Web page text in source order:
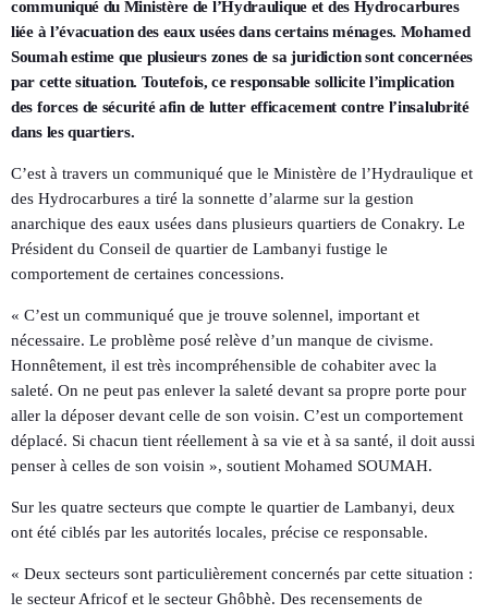
communiqué du Ministère de l’Hydraulique et des Hydrocarbures
liée à l’évacuation des eaux usées dans certains ménages. Mohamed
Soumah estime que plusieurs zones de sa juridiction sont concernées
par cette situation. Toutefois, ce responsable sollicite l’implication
des forces de sécurité afin de lutter efficacement contre l’insalubrité
dans les quartiers.
C’est à travers un communiqué que le Ministère de l’Hydraulique et
des Hydrocarbures a tiré la sonnette d’alarme sur la gestion
anarchique des eaux usées dans plusieurs quartiers de Conakry. Le
Président du Conseil de quartier de Lambanyi fustige le
comportement de certaines concessions.
« C’est un communiqué que je trouve solennel, important et
nécessaire. Le problème posé relève d’un manque de civisme.
Honnêtement, il est très incompréhensible de cohabiter avec la
saleté. On ne peut pas enlever la saleté devant sa propre porte pour
aller la déposer devant celle de son voisin. C’est un comportement
déplacé. Si chacun tient réellement à sa vie et à sa santé, il doit aussi
penser à celles de son voisin », soutient Mohamed SOUMAH.
Sur les quatre secteurs que compte le quartier de Lambanyi, deux
ont été ciblés par les autorités locales, précise ce responsable.
« Deux secteurs sont particulièrement concernés par cette situation :
le secteur Africof et le secteur Ghôbhè. Des recensements de